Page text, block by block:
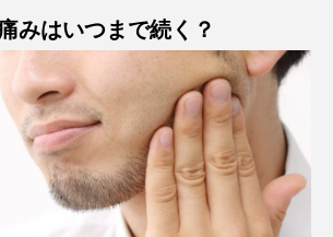
みはいつまで続く？